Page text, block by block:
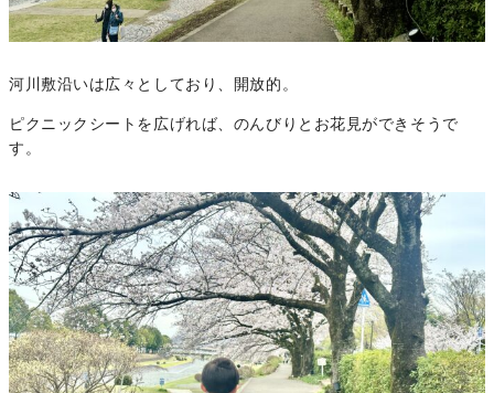
河川敷沿いは広々としており、開放的。
ピクニックシートを広げれば、のんびりとお花見ができそうで
す。